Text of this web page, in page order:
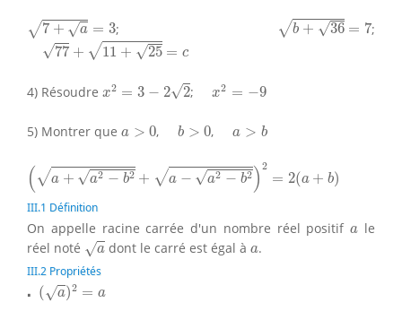
√7 + √a = 3
+a=3
; √b + √36 = 7
36=7
;
√77 + √11 + √25 = c
77 +11+ =c
4) Résoudre x2 = 3 − 2√2
2 − ; x2 = −9
=−
5) Montrer que a > 0
a >0 , b > 0
>0 , a > b
>b
( √a + √a2 − b2 + √a − √a2 − b2) 2
= 2(a + b)
a a2−b2+a−a2 2=2(a+b)
III.1 Définition
On appelle racine carrée d'un nombre réel positifa
a le
réel noté √a
a dont le carré est égal à a
a.
III.2 Propriétés
⋅ (√a)2 = a
(a 2=a